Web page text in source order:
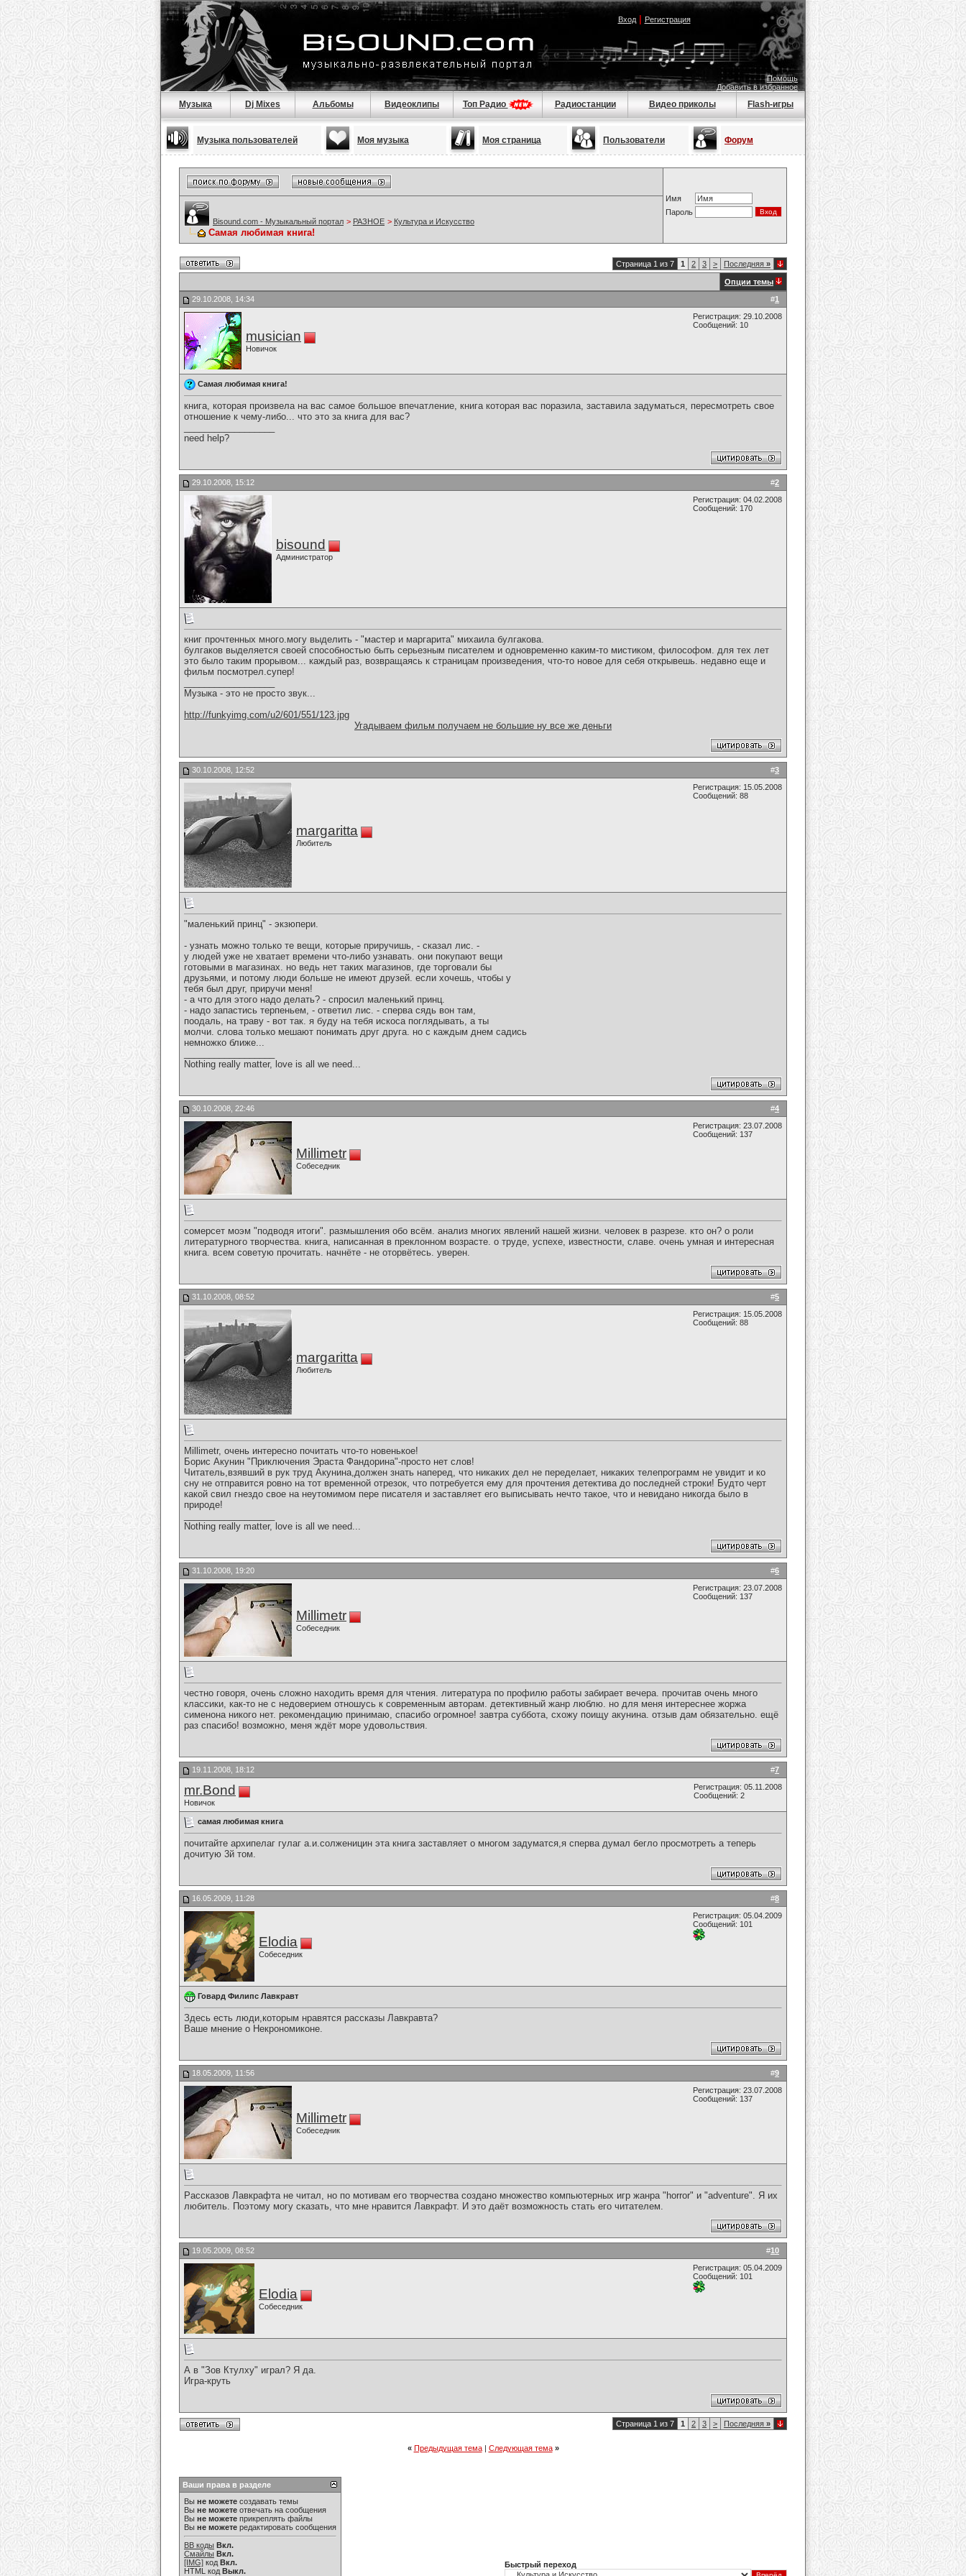
Вход| Регистрация
Помощь
Добавить в избранное
Музыка Dj Mixes Альбомы Видеоклипы Топ Радио Радиостанции Видео приколы Flash-игры
Музыка пользователей Моя музыка Моя страница Пользователи Форум
Имя
Пароль
Bisound.com - Музыкальный портал > РАЗНОЕ > Культура и Искусство
Самая любимая книга!
Страница 1 из 7 1 2 3 > Последняя »
Опции темы
#1
29.10.2008, 14:34
musician
Новичок
Регистрация: 29.10.2008
Сообщений: 10
Самая любимая книга!
книга, которая произвела на вас самое большое впечатление, книга которая вас поразила, заставила задуматься, пересмотреть свое
отношение к чему-либо... что это за книга для вас?
need help?
#2
29.10.2008, 15:12
bisound
Администратор
Регистрация: 04.02.2008
Сообщений: 170
книг прочтенных много.могу выделить - "мастер и маргарита" михаила булгакова.
булгаков выделяется своей способностью быть серьезным писателем и одновременно каким-то мистиком, философом. для тех лет
это было таким прорывом... каждый раз, возвращаясь к страницам произведения, что-то новое для себя открывешь. недавно еще и
фильм посмотрел.супер!
Музыка - это не просто звук...
http://funkyimg.com/u2/601/551/123.jpg
Угадываем фильм получаем не большие ну все же деньги
#3
30.10.2008, 12:52
margaritta
Любитель
Регистрация: 15.05.2008
Сообщений: 88
"маленький принц" - экзюпери.
- узнать можно только те вещи, которые приручишь, - сказал лис. -
у людей уже не хватает времени что-либо узнавать. они покупают вещи
готовыми в магазинах. но ведь нет таких магазинов, где торговали бы
друзьями, и потому люди больше не имеют друзей. если хочешь, чтобы у
тебя был друг, приручи меня!
- а что для этого надо делать? - спросил маленький принц.
- надо запастись терпеньем, - ответил лис. - сперва сядь вон там,
поодаль, на траву - вот так. я буду на тебя искоса поглядывать, а ты
молчи. слова только мешают понимать друг друга. но с каждым днем садись
немножко ближе...
Nothing really matter, love is all we need...
#4
30.10.2008, 22:46
Millimetr
Собеседник
Регистрация: 23.07.2008
Сообщений: 137
сомерсет моэм "подводя итоги". размышления обо всём. анализ многих явлений нашей жизни. человек в разрезе. кто он? о роли
литературного творчества. книга, написанная в преклонном возрасте. о труде, успехе, известности, славе. очень умная и интересная
книга. всем советую прочитать. начнёте - не оторвётесь. уверен.
#5
31.10.2008, 08:52
margaritta
Любитель
Регистрация: 15.05.2008
Сообщений: 88
Millimetr, очень интересно почитать что-то новенькое!
Борис Акунин "Приключения Эраста Фандорина"-просто нет слов!
Читатель,взявший в рук труд Акунина,должен знать наперед, что никаких дел не переделает, никаких телепрограмм не увидит и ко
сну не отправится ровно на тот временной отрезок, что потребуется ему для прочтения детектива до последней строки! Будто черт
какой свил гнездо свое на неутомимом пере писателя и заставляет его выписывать нечто такое, что и невидано никогда было в
природе!
Nothing really matter, love is all we need...
#6
31.10.2008, 19:20
Millimetr
Собеседник
Регистрация: 23.07.2008
Сообщений: 137
честно говоря, очень сложно находить время для чтения. литература по профилю работы забирает вечера. прочитав очень много
классики, как-то не с недоверием отношусь к современным авторам. детективный жанр люблю. но для меня интереснее жоржа
сименона никого нет. рекомендацию принимаю, спасибо огромное! завтра суббота, схожу поищу акунина. отзыв дам обязательно. ещё
раз спасибо! возможно, меня ждёт море удовольствия.
#7
19.11.2008, 18:12
mr.Bond
Новичок
Регистрация: 05.11.2008
Сообщений: 2
самая любимая книга
почитайте архипелаг гулаг а.и.солженицин эта книга заставляет о многом задуматся,я сперва думал бегло просмотреть а теперь
дочитую 3й том.
#8
16.05.2009, 11:28
Elodia
Собеседник
Регистрация: 05.04.2009
Сообщений: 101
Говард Филипс Лавкравт
Здесь есть люди,которым нравятся рассказы Лавкравта?
Ваше мнение о Некрономиконе.
#9
18.05.2009, 11:56
Millimetr
Собеседник
Регистрация: 23.07.2008
Сообщений: 137
Рассказов Лавкрафта не читал, но по мотивам его творчества создано множество компьютерных игр жанра "horror" и "adventure". Я их
любитель. Поэтому могу сказать, что мне нравится Лавкрафт. И это даёт возможность стать его читателем.
#10
19.05.2009, 08:52
Elodia
Собеседник
Регистрация: 05.04.2009
Сообщений: 101
А в "Зов Ктулху" играл? Я да.
Игра-круть
Страница 1 из 7 1 2 3 > Последняя »
« Предыдущая тема| Следующая тема »
Ваши права в разделе
Вы не можете создавать темы
Вы не можете отвечать на сообщения
Вы не можете прикреплять файлы
Вы не можете редактировать сообщения
BB коды Вкл.
Смайлы Вкл.
[IMG] код Вкл.
HTML код Выкл.
Быстрый переход